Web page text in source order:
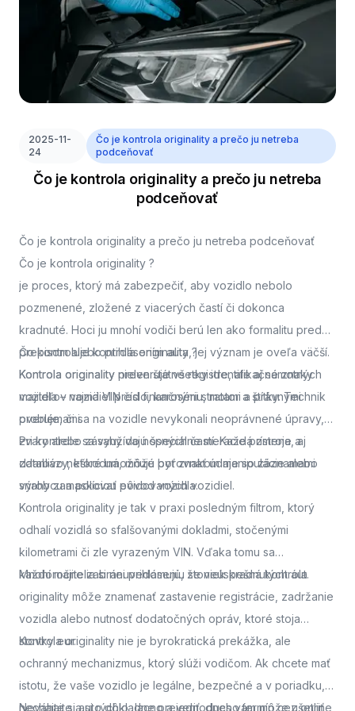
2025-11-
24
Čo je kontrola originality a prečo ju netreba
podceňovať
Čo je kontrola originality a prečo ju netreba
podceňovať
Čo je kontrola originality a prečo ju netreba podceňovať
Čo je kontrola originality ?
je proces, ktorý má zabezpečiť, aby vozidlo nebolo
pozmenené, zložené z viacerých častí či dokonca
kradnuté. Hoci ju mnohí vodiči berú len ako formalitu pred
prepisom alebo prihlásením auta, jej význam je oveľa väčší.
Kontrola originality nielen štátne registre, ale aj samotných
majiteľov vozidiel pred finančnými stratami a právnymi
problémami.
Čo kontroluje kontrola originality ?
Kontrola originality preveruje všetky identifikačné znaky
vozidla – najmä VIN číslo, karosériu, motor a štítky. Technik
overuje, či sa na vozidle nevykonali neoprávnené úpravy,
zvary alebo zásahy do nosných častí. Každá zmena, aj
zdanlivo neškodná, môže byť znakom manipulácie alebo
snahy zamaskovať pôvod vozidla.
Pri kontrole sa využívajú špeciálne meracie prístroje a
databázy, ktoré umožňujú porovnať údaje so záznamami
výrobcu a políciou evidovaných vozidiel.
Kontrola originality je tak v praxi posledným filtrom, ktorý
odhalí vozidlá so sfalšovanými dokladmi, stočenými
kilometrami či zle vyrazeným VIN. Vďaka tomu sa
každoročne zabráni prihláseniu stoviek kradnutých áut.
Mnohí majitelia si neuvedomujú, že neúspešná kontrola
originality môže znamenať zastavenie registrácie, zadržanie
vozidla alebo nutnosť dodatočných opráv, ktoré stoja
stovky eur.
Kontrola originality nie je byrokratická prekážka, ale
ochranný mechanizmus, ktorý slúži vodičom. Ak chcete mať
istotu, že vaše vozidlo je legálne, bezpečné a v poriadku,
nechajte si auto dôkladne preveriť.dnes vám môže ušetriť
Neváhajte asi rýchlo, lacno a jednoducho termín cez online